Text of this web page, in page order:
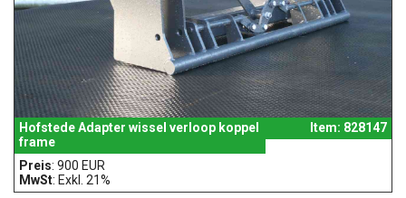
Hofstede Adapter wissel verloop koppel
frame
Item: 828147
Preis: 900 EUR
MwSt: Exkl. 21%